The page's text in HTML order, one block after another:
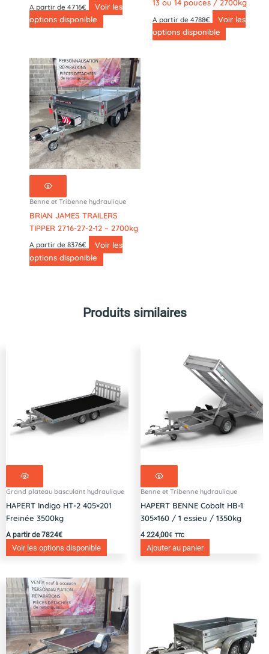
A partir de 4716€
Voir les
options disponible
13 ou 14 pouces / 2700kg
A partir de 4788€
Voir les
options disponible
Benne et Tribenne hydraulique
BRIAN JAMES TRAILERS
TIPPER 2716-27-2-12 – 2700kg
A partir de 8376€
Voir les
options disponible
Produits similaires
Grand plateau basculant hydraulique
HAPERT Indigo HT-2 405×201
Freinée 3500kg
A partir de 7824€
Voir les options disponible
Benne et Tribenne hydraulique
HAPERT BENNE Cobalt HB-1
305×160 / 1 essieu / 1350kg
4 224,00€ TTC
Ajouter au panier